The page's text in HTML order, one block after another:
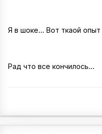
Я в шоке... Вот ткаой
Рад что все кончилось...